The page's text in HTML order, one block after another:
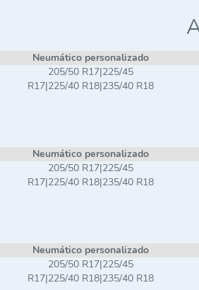
Neumático personalizado
205/50 R17|225/45
R17|225/40 R18|235/40 R18
Neumático personalizado
205/50 R17|225/45
R17|225/40 R18|235/40 R18
Neumático personalizado
205/50 R17|225/45
R17|225/40 R18|235/40 R18